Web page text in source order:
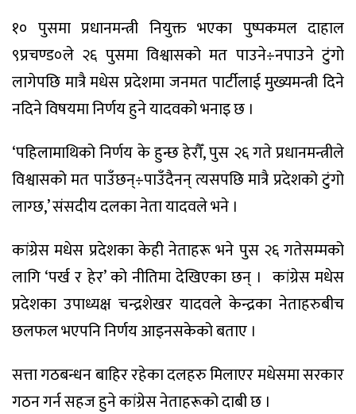
१० पुसमा प्रधानमन्त्री नियुक्त भएका पुष्पकमल दाहाल
९प्रचण्ड०ले २६ पुसमा विश्वासको मत पाउने÷नपाउने टुंगो
लागेपछि मात्रै मधेस प्रदेशमा जनमत पार्टीलाई मुख्यमन्त्री दिने
नदिने विषयमा निर्णय हुने यादवको भनाइ छ ।
‘पहिलामाथिको निर्णय के हुन्छ हेरौँ, पुस २६ गते प्रधानमन्त्रीले
विश्वासको मत पाउँछन्÷पाउँदैनन् त्यसपछि मात्रै प्रदेशको टुंगो
लाग्छ,’ संसदीय दलका नेता यादवले भने ।
कांग्रेस मधेस प्रदेशका केही नेताहरू भने पुस २६ गतेसम्मको
लागि ‘पर्ख र हेर’ को नीतिमा देखिएका छन् । कांग्रेस मधेस
प्रदेशका उपाध्यक्ष चन्द्रशेखर यादवले केन्द्रका नेताहरुबीच
छलफल भएपनि निर्णय आइनसकेको बताए ।
सत्ता गठबन्धन बाहिर रहेका दलहरु मिलाएर मधेसमा सरकार
गठन गर्न सहज हुने कांग्रेस नेताहरूको दाबी छ ।